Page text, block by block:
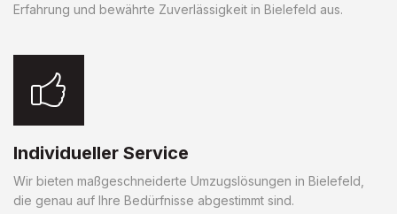
Erfahrung und bewährte Zuverlässigkeit in Bielefeld aus.
Individueller Service
Wir bieten maßgeschneiderte Umzugslösungen in Bielefeld,
die genau auf Ihre Bedürfnisse abgestimmt sind.